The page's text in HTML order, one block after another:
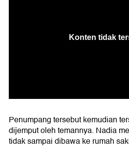
Penumpang tersebut kemudian
dijemput oleh temannya. Nadia
tidak sampai dibawa ke rumah